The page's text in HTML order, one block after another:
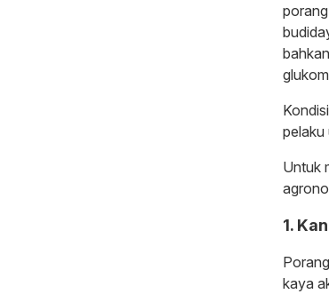
pelaku
Untuk
1.
kaya